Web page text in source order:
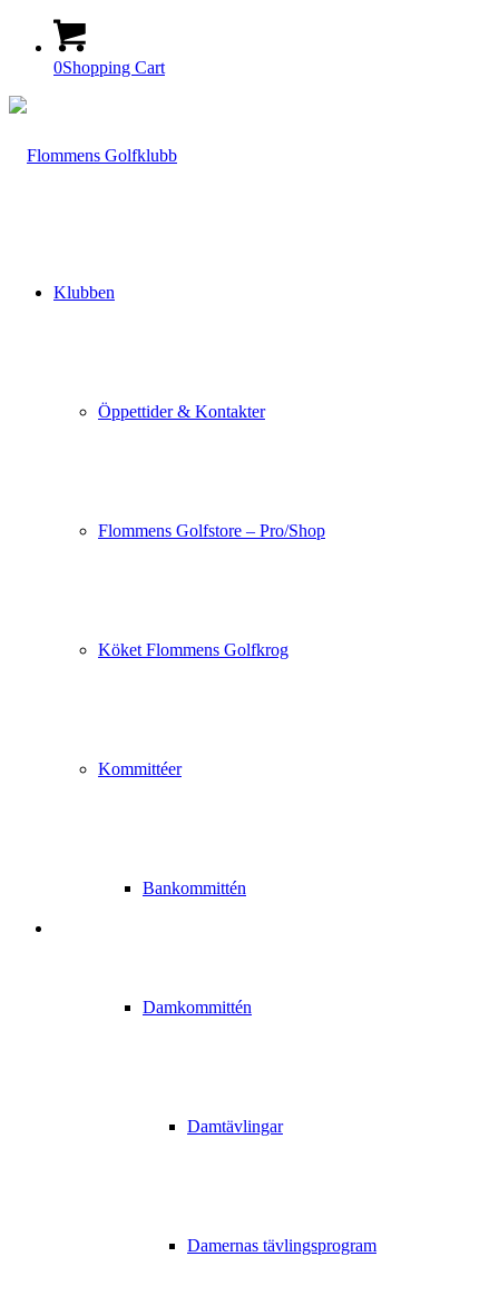
0Shopping Cart
Klubben
Öppettider & Kontakter
Flommens Golfstore – Pro/Shop
Köket Flommens Golfkrog
Kommittéer
Bankommittén
Damkommittén
Damtävlingar
Damernas tävlingsprogram